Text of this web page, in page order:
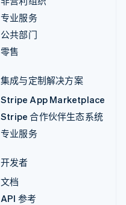
专业服务
公共部门
零售
集成与定制解决方案
Stripe App Marketplace
Stripe 合作伙伴生态系统
专业服务
开发者
文档
API 参考